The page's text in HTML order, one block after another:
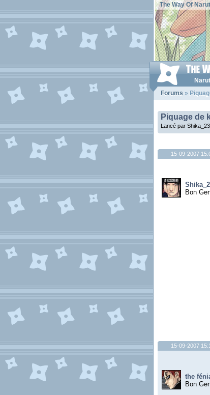
The Way Of
Forums »
Piquage de
Lancé par
15-09-2007
Bon
15-09-2007
the
Bon